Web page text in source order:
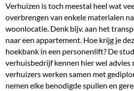
Verhuizen is toch meestal heel wat
overbrengen van enkele materialen
woonlocatie. Denk bijv. aan het
naar een appartement. Hoe krijg je
hoekbank in een personenlift? De
verhuisbedrijf kennen hier wel advies
verhuizers werken samen met
nemen elke benodigde spullen en